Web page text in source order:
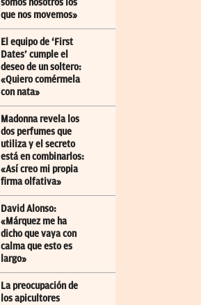
somos nosotros los
que nos movemos»
El equipo de ‘First
Dates’ cumple el
deseo de un soltero:
«Quiero comérmela
con nata»
Madonna revela los
dos perfumes que
utiliza y el secreto
está en combinarlos:
«Así creo mi propia
firma olfativa»
David Alonso:
«Márquez me ha
dicho que vaya con
calma que esto es
largo»
La preocupación de
los apicultores